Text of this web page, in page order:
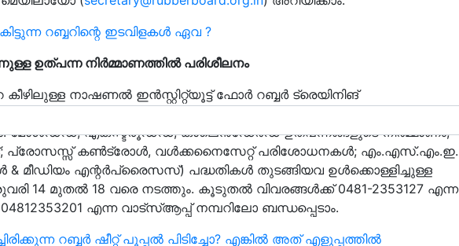
റബ്ബറിന്റെ ഇടവിളകൾ ഏവ ?
ഉത്പന്ന നിര്‍മ്മാണത്തില്‍ പരിശീലനം
നാഷണല്‍ ഇന്‍സ്റ്റിറ്റ്യൂട്ട് ഫോര്‍ റബ്ബര്‍ ട്രെയിനിങ്
നിന്നുള്ള ഉത്പന്ന നിര്‍മ്മാണത്തില്‍ അഞ്ചു ദിവസത്തെ
മോള്‍ഡഡ്, എക്‌സ്ട്രൂഡഡ്, കാലെന്‍ഡേര്‍ഡ് ഉത്പന്നങ്ങളുടെ നിര്‍മ്മാണം;
പ്രോസസ്സ് കണ്‍ട്രോള്‍, വള്‍ക്കനൈസേറ്റ് പരിശോധനകള്‍; എം.എസ്.എം.ഇ.
മീഡിയം എന്റര്‍പ്രൈസസ്) പദ്ധതികള്‍ തുടങ്ങിയവ ഉള്‍ക്കൊള്ളിച്ചുള്ള
14 മുതല്‍ 18 വരെ നടത്തും. കൂടുതല്‍ വിവരങ്ങള്‍ക്ക് 0481-2353127 എന്ന
എന്ന വാട്‌സ്ആപ്പ് നമ്പറിലോ ബന്ധപ്പെടാം.
റബ്ബർ ഷീറ്റ് പൂപ്പൽ പിടിച്ചോ? എങ്കിൽ അത് എളുപ്പത്തിൽ